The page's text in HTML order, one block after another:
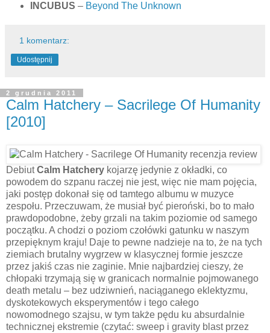
INCUBUS – Beyond The Unknown
1 komentarz:
Udostępnij
2 grudnia 2011
Calm Hatchery – Sacrilege Of Humanity
[2010]
DebiutCalm Hatchery kojarzę jedynie z okładki, co
powodem do szpanu raczej nie jest, więc nie mam pojęcia,
jaki postęp dokonał się od tamtego albumu w muzyce
zespołu. Przeczuwam, że musiał być pieroński, bo to mało
prawdopodobne, żeby grzali na takim poziomie od samego
początku. A chodzi o poziom czołówki gatunku w naszym
przepięknym kraju! Daje to pewne nadzieje na to, że na tych
ziemiach brutalny wygrzew w klasycznej formie jeszcze
przez jakiś czas nie zaginie. Mnie najbardziej cieszy, że
chłopaki trzymają się w granicach normalnie pojmowanego
death metalu – bez udziwnień, naciąganego eklektyzmu,
dyskotekowych eksperymentów i tego całego
nowomodnego szajsu, w tym także pędu ku absurdalnie
technicznej ekstremie (czytać: sweep i gravity blast przez